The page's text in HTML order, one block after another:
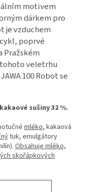
motivem
dárkem pro
je vzduchem
poprvé
Pražském
veletrhu
100 Robot se
sušiny 32 %.
mléko, kakaová
tuk, emulgátory
Obsahuje mléko,
skořápkových